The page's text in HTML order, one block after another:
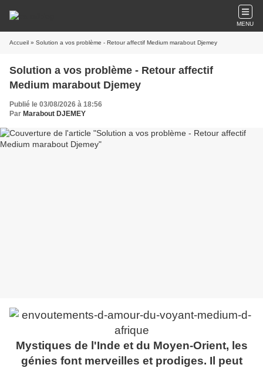
MENU
Accueil » Solution a vos problème - Retour affectif Medium marabout Djemey
Solution a vos problème - Retour affectif
Medium marabout Djemey
Publié le 03/08/2026 à 18:56
Par Marabout DJEMEY
Mystiques de l'Inde et du Moyen-Orient, les
génies font merveilles et prodiges. Il peut